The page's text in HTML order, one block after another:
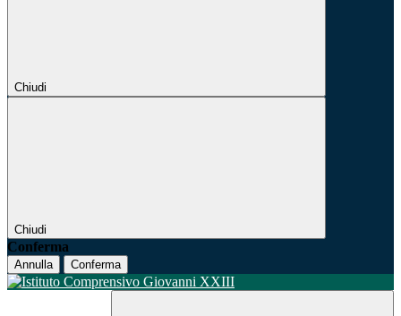
Chiudi
Chiudi
Conferma
Annulla Conferma